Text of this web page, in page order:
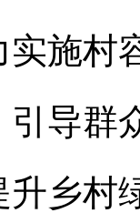
实施村
引导群
乡村